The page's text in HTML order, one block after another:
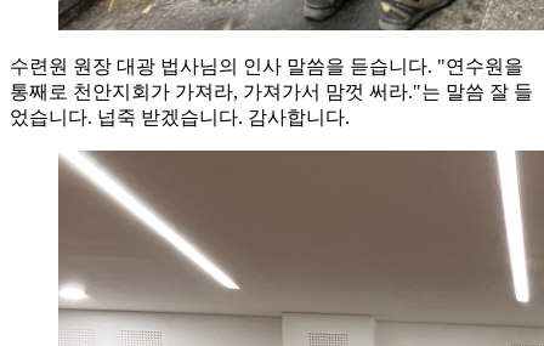
수련원 원장 대광 법사님의 인사 말씀을 듣습니다. "연수원을
통째로 천안지회가 가져라, 가져가서 맘껏 써라."는 말씀 잘 들
었습니다. 넙죽 받겠습니다. 감사합니다.